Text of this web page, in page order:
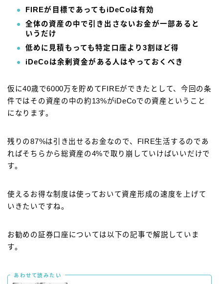
FIREが目標であってもiDeCoは有効
全体の資産の中で引き出さないお金が一部あると
いうだけ
低めに見積もっても特定口座より3割ほど得
iDeCoは余剰資金がある人はやっておくべき
仮に40歳で6000万を貯めてFIREができたとして、今回の条
件ではその資産の中の約13%がiDeCoでの資産ということ
になります。
残りの87%は引き出せるお金なので、FIRE生活するのであ
ればそちらから総資産の4%で取り崩していけばいいだけで
す。
使えるお得な制度は使っておいて資産形成の速度を上げて
いきたいですね。
お勧めの証券口座については以下の記事で解説していま
す。
あわせて読みたい